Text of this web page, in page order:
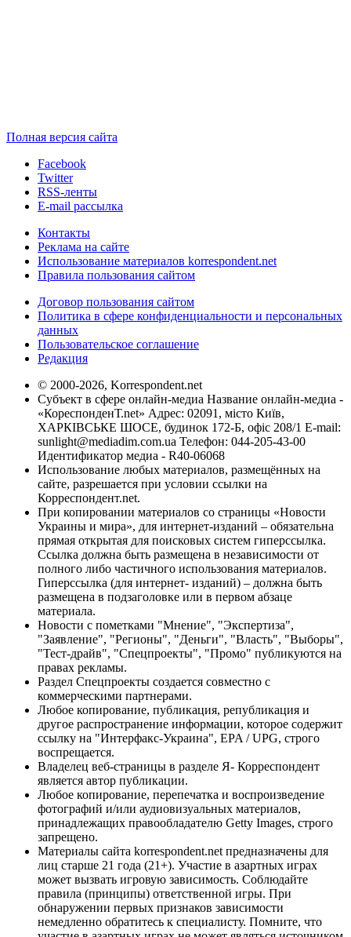
Полная версия сайта
Facebook
Twitter
RSS-ленты
E-mail рассылка
Контакты
Реклама на сайте
Использование материалов korrespondent.net
Правила пользования сайтом
Договор пользования сайтом
Политика в сфере конфиденциальности и персональных
данных
Пользовательское соглашение
Редакция
© 2000-2026, Korrespondent.net
Субъект в сфере онлайн-медиа Название онлайн-медиа -
«КореспонденТ.net» Адрес: 02091, місто Київ,
ХАРКІВСЬКЕ ШОСЕ, будинок 172-Б, офіс 208/1 E-mail:
sunlight@mediadim.com.ua Телефон: 044-205-43-00
Идентификатор медиа - R40-06068
Использование любых материалов, размещённых на
сайте, разрешается при условии ссылки на
Корреспондент.net.
При копировании материалов со страницы «Новости
Украины и мира», для интернет-изданий – обязательна
прямая открытая для поисковых систем гиперссылка.
Ссылка должна быть размещена в независимости от
полного либо частичного использования материалов.
Гиперссылка (для интернет- изданий) – должна быть
размещена в подзаголовке или в первом абзаце
материала.
Новости с пометками "Мнение", "Экспертиза",
"Заявление", "Регионы", "Деньги", "Власть", "Выборы",
"Тест-драйв", "Спецпроекты", "Промо" публикуются на
правах рекламы.
Раздел Спецпроекты создается совместно с
коммерческими партнерами.
Любое копирование, публикация, републикация и
другое распространение информации, которое содержит
ссылку на "Интерфакс-Украина", EPA / UPG, строго
воспрещается.
Владелец веб-страницы в разделе Я- Корреспондент
является автор публикации.
Любое копирование, перепечатка и воспроизведение
фотографий и/или аудиовизуальных материалов,
принадлежащих правообладателю Getty Images, строго
запрещено.
Материалы сайта korrespondent.net предназначены для
лиц старше 21 года (21+). Участие в азартных играх
может вызвать игровую зависимость. Соблюдайте
правила (принципы) ответственной игры. При
обнаружении первых признаков зависимости
немедленно обратитесь к специалисту. Помните, что